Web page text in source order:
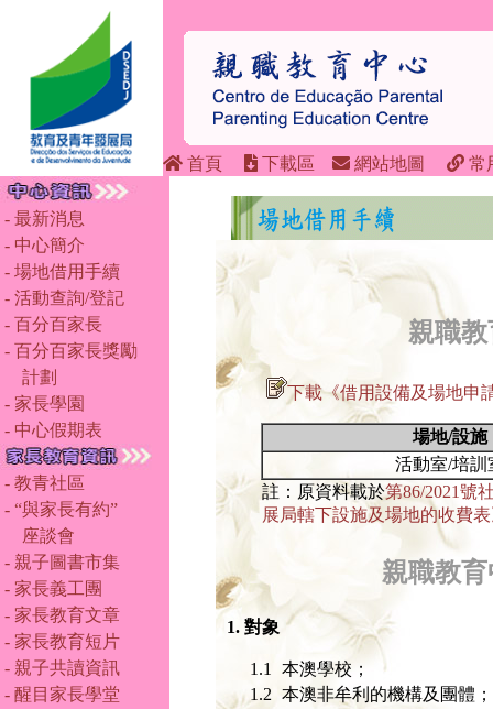
首頁 下載區 網站地圖 常
- 最新消息
- 中心簡介
- 場地借用手續
- 活動查詢/登記
- 百分百家長
- 百分百家長獎勵
計劃
- 家長學園
- 中心假期表
- 教青社區
- “與家長有約”
座談會
- 親子圖書市集
- 家長義工團
- 家長教育文章
- 家長教育短片
- 親子共讀資訊
- 醒目家長學堂
親職
下載《借用設備及場地申
場地/設施
活動室/培訓
註：原資料載於第86/2021號
展局轄下設施及場地的收費
親職教
1. 對象
1.1
本澳學校；
1.2 本澳非牟利的機構及團體；